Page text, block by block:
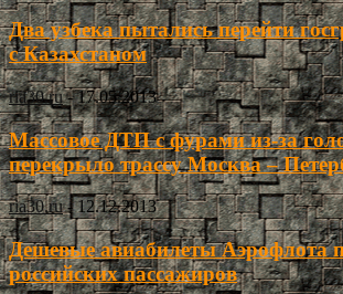
Два узбека пытались перейти
с Казахстаном
ria30.ru - 17.05.2013
Массовое ДТП с фурами из-за
перекрыло трассу Москва –
ria30.ru - 12.12.2013
Дешевые авиабилеты Аэрофлота
российских пассажиров